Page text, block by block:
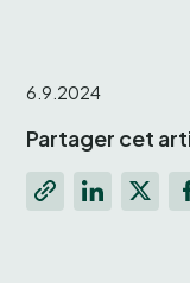
6.9.2024
Partager cet